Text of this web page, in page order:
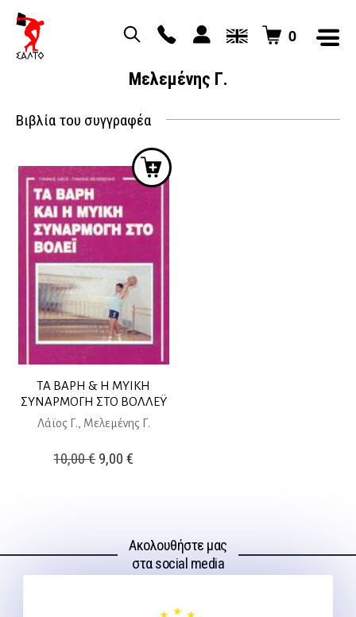
0
Μελεμένης Γ.
Βιβλία του συγγραφέα
ΤΑ ΒΑΡΗ & Η ΜΥΙΚΗ
ΣΥΝΑΡΜΟΓΗ ΣΤΟ ΒΟΛΛΕΫ
Λάϊος Γ., Μελεμένης Γ.
10,00€Original
9,00€
9,00 €.
Ακολουθήστε μας
στα social media